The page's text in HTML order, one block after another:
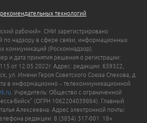
технологий
рабочий». СМИ зарегистрировано
по надзору в сфере связи, информационных
коммуникаций (Роскомнадзор).
и дата принятия решения о регистрации:
от 12.05.2022г. Адрес: редакции: 659322,
ул. Имени Героя Советского Союза Спекова, д.
в информационно – телекоммуникационной
. Учредитель: Общество с ограниченной
Бийск" (ОГРН 1062204039864). Главный
Алексеевна. Адрес электронной почты:
редакции: 8 (3854) 317-001. 18+